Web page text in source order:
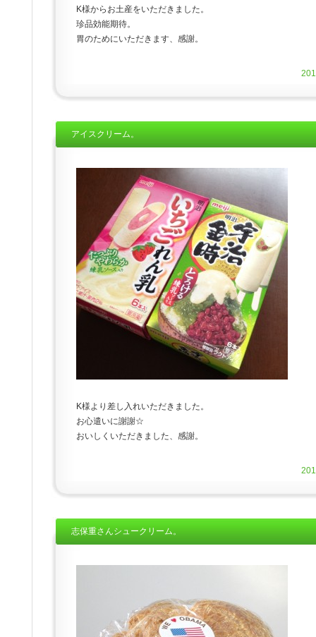
K様からお土産をいただきました。
珍品効能期待。
胃のためにいただきます、感謝。
アイスクリーム。
K様より差し入れいただきました。
お心遣いに謝謝☆
おいしくいただきました、感謝。
志保重さんシュークリーム。